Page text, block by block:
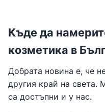
Къде да
козметика в
Добрата новина е, че
другия край на света.
са достъпни и у нас.